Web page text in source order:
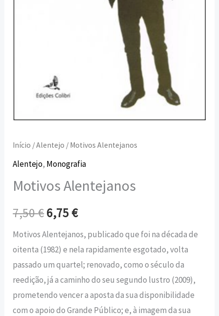
Início /Alentejo / Motivos Alentejanos
Alentejo, Monografia
Motivos Alentejanos
7,50€6,75€
Motivos Alentejanos, publicado que foi na década de
oitenta (1982) e nela rapidamente esgotado, volta
passado um quartel; renovado, como o século da
reedição, já a caminho do seu segundo lustro (2009),
prometendo vencer a aposta da sua disponibilidade
com o apoio do Grande Público; e, à imagem da sua